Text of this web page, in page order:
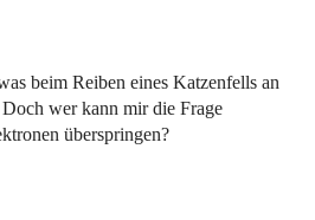
beim Reiben eines Katzenfells an
wer kann mir die Frage
überspringen?